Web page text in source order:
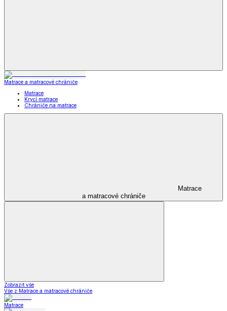
Matrace a matracové chrániče
Matrace
Krycí matrace
Chrániče na matrace
Matrace
a matracové chrániče
Zobrazit vše
Vše z Matrace a matracové chrániče
Matrace